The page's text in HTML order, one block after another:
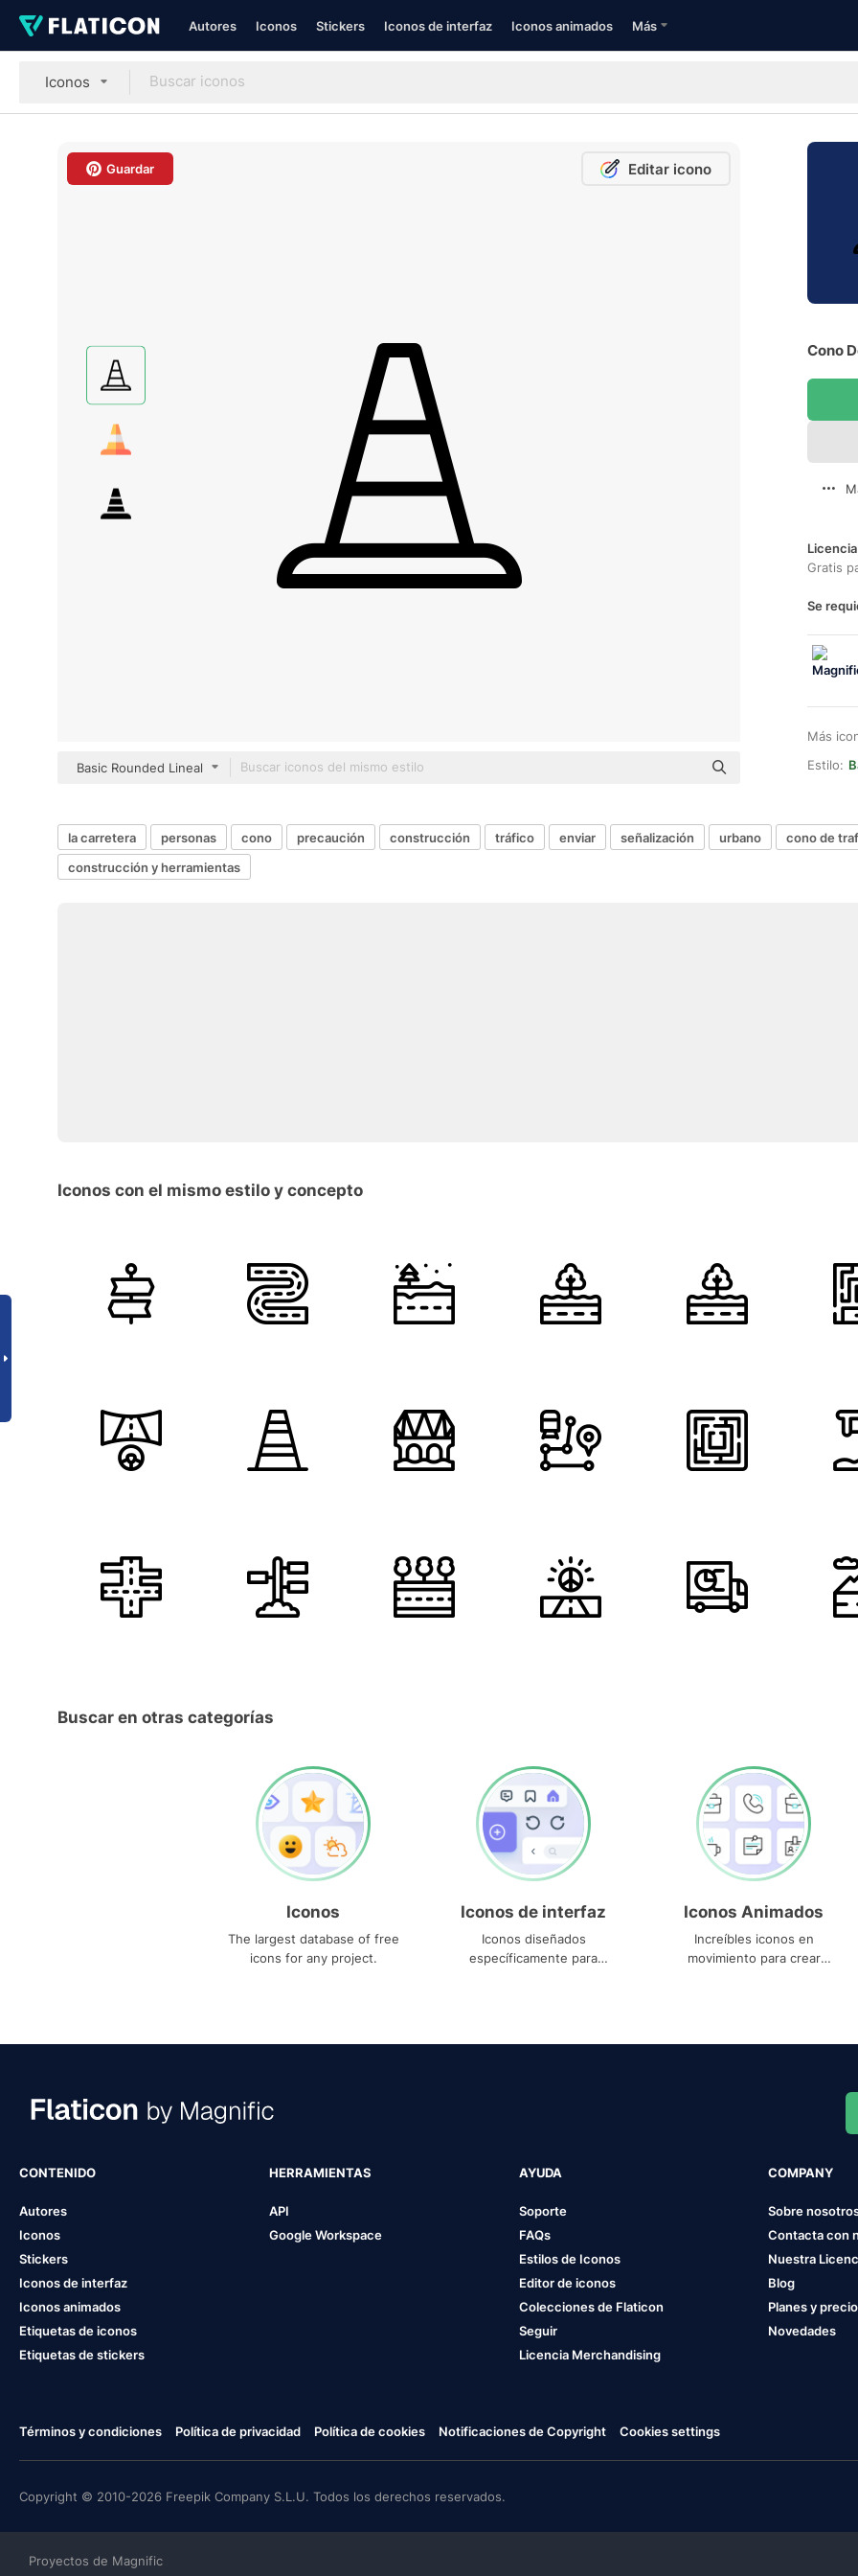
Autores Iconos Stickers Iconos de interfaz Iconos animados Más
Iconos
Guardar Editar icono
Basic Rounded Lineal
Cono
Gratis
Se
Más
Estilo:
la carretera personas cono precaución construcción tráfico enviar señalización urbano cono de
construcción y herramientas
Iconos con el mismo estilo y concepto
Buscar en otras categorías
Iconos
The largest database of free
icons for any project.
Iconos de interfaz
Iconos diseñados
específicamente para
Iconos Animados
Increíbles iconos en
movimiento para crear
CONTENIDO
Autores
Iconos
Stickers
Iconos de interfaz
Iconos animados
Etiquetas de iconos
Etiquetas de stickers
HERRAMIENTAS
API
Google Workspace
AYUDA
Soporte
FAQs
Estilos de Iconos
Editor de iconos
Colecciones de Flaticon
Seguir
Licencia Merchandising
COMPANY
Sobre
Contacta con
Nuestra
Blog
Planes y
Novedades
Términos y condiciones Política de privacidad Política de cookies Notificaciones de Copyright Cookies settings
Copyright © 2010-2026 Freepik Company S.L.U. Todos los derechos reservados.
Proyectos de Magnific